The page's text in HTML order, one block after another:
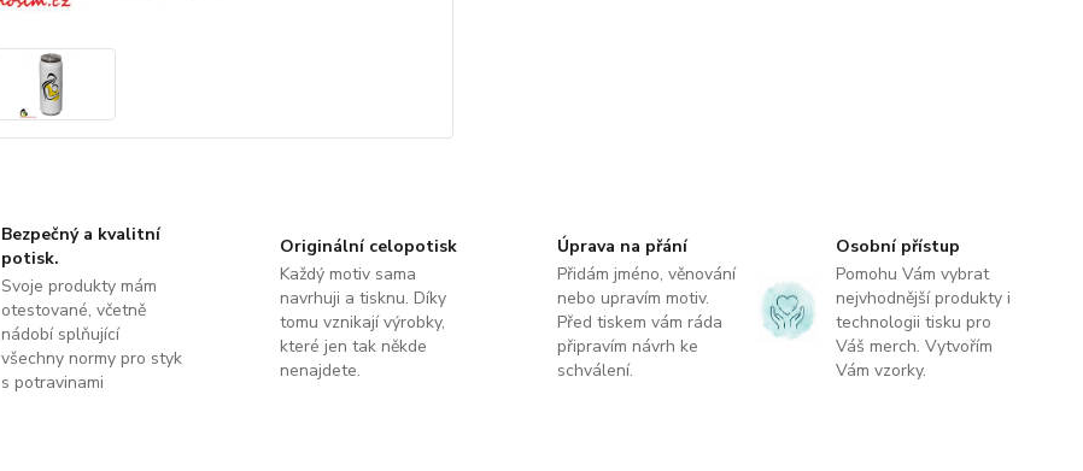
Bezpečný a kvalitní
potisk.
Svoje produkty mám
otestované, včetně
nádobí splňující
všechny normy pro styk
s potravinami
Originální celopotisk
Každý motiv sama
navrhuji a tisknu. Díky
tomu vznikají výrobky,
které jen tak někde
nenajdete.
Úprava na přání
Přidám jméno, věnování
nebo upravím motiv.
Před tiskem vám ráda
připravím návrh ke
schválení.
Osobní přístup
Pomohu Vám vybrat
nejvhodnější produkty i
technologii tisku pro
Váš merch. Vytvořím
Vám vzorky.